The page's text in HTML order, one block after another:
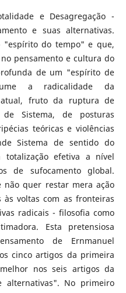
e Desagregação -
e suas alternativas.
"espírito do tempo" e que,
pensamento e cultura do
de um "espírito de
a radicalidade da
atual, fruto da ruptura de
Sistema, de posturas
teóricas e violências
Sistema de sentido do
efetiva a nível
de sufocamento global.
não quer restar mera ação
às voltas com as fronteiras
radicais - filosofia como
Esta pretensiosa
de Ernmanuel
cinco artigos da primeira
nos seis artigos da
No primeiro